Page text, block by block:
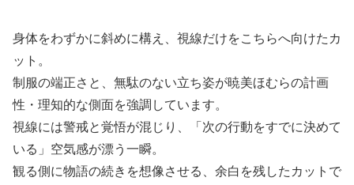
身体をわずかに斜めに構え、視線だけをこちらへ向けたカ
ット。
制服の端正さと、無駄のない立ち姿が暁美ほむらの計画
性・理知的な側面を強調しています。
視線には警戒と覚悟が混じり、「次の行動をすでに決めて
いる」空気感が漂う一瞬。
観る側に物語の続きを想像させる、余白を残したカットで